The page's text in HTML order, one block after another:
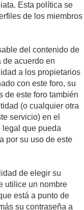
Esta política se
de los miembros
del contenido de
de acuerdo en
a los propietarios
con este foro, su
de este foro también
(o cualquier otra
servicio) en el
legal que pueda
por su uso de este
de elegir su
utilice un nombre
está a punto de
su contraseña a